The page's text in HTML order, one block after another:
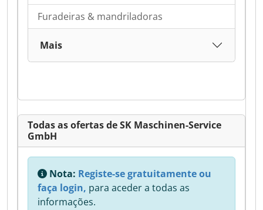
Furadeiras & mandriladoras
Mais
Todas as ofertas de SK Maschinen-Service
GmbH
Nota: Registe-se gratuitamente ou
faça login, para aceder a todas as
informações.